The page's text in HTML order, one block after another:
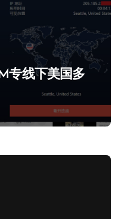
专线下美国多